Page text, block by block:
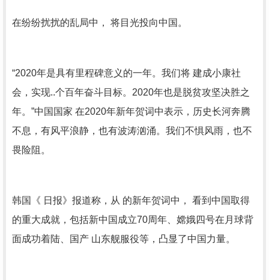
在纷纷扰扰的乱局中， 将目光投向中国。
“2020年是具有里程碑意义的一年。我们将 建成小康社
会，实现..个百年奋斗目标。2020年也是脱贫攻坚决胜之
年。”中国国家 在2020年新年贺词中表示，历史长河奔腾
不息，有风平浪静，也有波涛汹涌。我们不惧风雨，也不
畏险阻。
韩国《 日报》报道称，从 的新年贺词中， 看到中国取得
的重大成就，包括新中国成立70周年、嫦娥四号在月球背
面成功着陆、国产 山东舰服役等，凸显了中国力量。